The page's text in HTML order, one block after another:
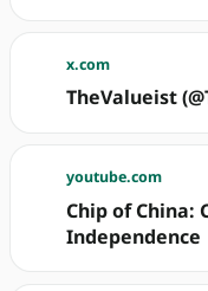
x.com
TheValueist
youtube.com
Chip of China:
Independence